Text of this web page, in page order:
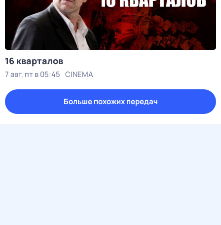
16 кварталов
7 авг, пт в 05:45 CINEMA
Больше похожих передач